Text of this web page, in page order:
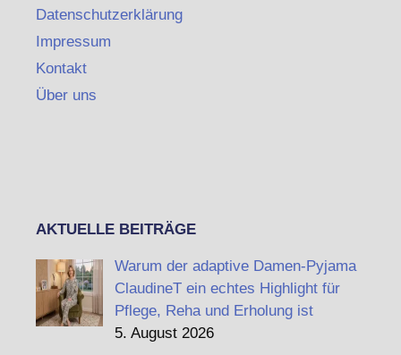
Datenschutzerklärung
Impressum
Kontakt
Über uns
AKTUELLE BEITRÄGE
Warum der adaptive Damen-Pyjama
ClaudineT ein echtes Highlight für
Pflege, Reha und Erholung ist
5. August 2026